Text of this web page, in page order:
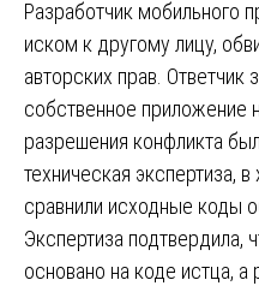
Разработчик мобильного
иском к другому лицу,
авторских прав. Ответчик
собственное приложение
разрешения конфликта
техническая экспертиза,
сравнили исходные коды
Экспертиза подтвердила,
основано на коде истца, а